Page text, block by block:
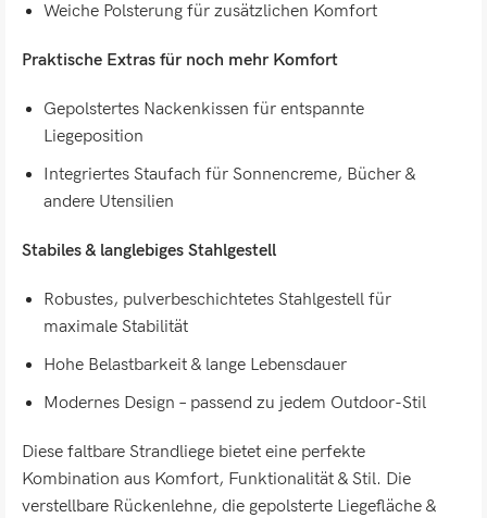
Weiche Polsterung für zusätzlichen Komfort
Praktische Extras für noch mehr Komfort
Gepolstertes Nackenkissen für entspannte
Liegeposition
Integriertes Staufach für Sonnencreme, Bücher &
andere Utensilien
Stabiles & langlebiges Stahlgestell
Robustes, pulverbeschichtetes Stahlgestell für
maximale Stabilität
Hohe Belastbarkeit & lange Lebensdauer
Modernes Design – passend zu jedem Outdoor-Stil
Diese faltbare Strandliege bietet eine perfekte
Kombination aus Komfort, Funktionalität & Stil. Die
verstellbare Rückenlehne, die gepolsterte Liegefläche &